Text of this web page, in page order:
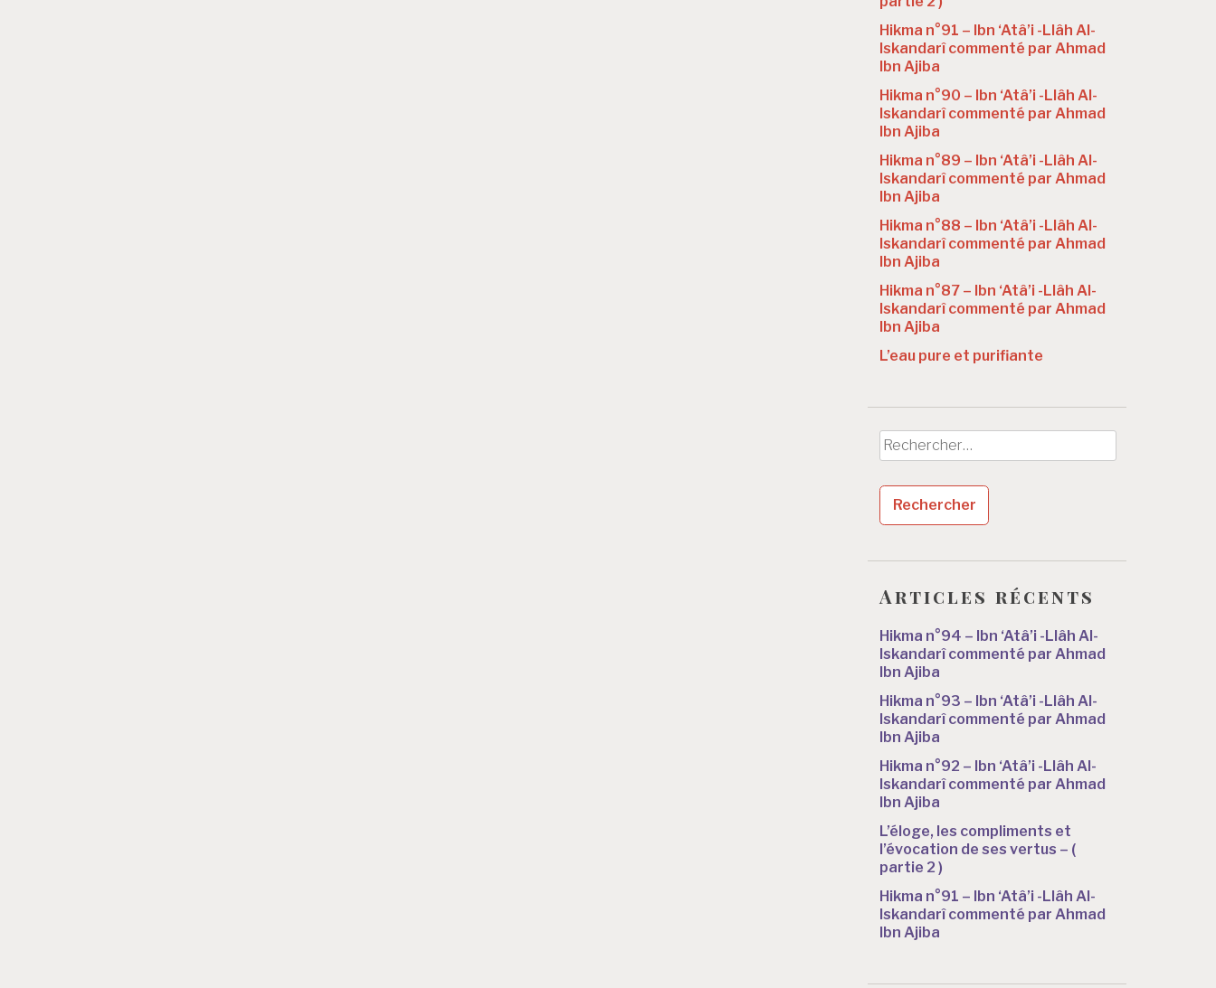
Hikma n°91 – Ibn ‘Atâ’i -Llâh Al-
Iskandarî commenté par Ahmad
Ibn Ajiba
Hikma n°90 – Ibn ‘Atâ’i -Llâh Al-
Iskandarî commenté par Ahmad
Ibn Ajiba
Hikma n°89 – Ibn ‘Atâ’i -Llâh Al-
Iskandarî commenté par Ahmad
Ibn Ajiba
Hikma n°88 – Ibn ‘Atâ’i -Llâh Al-
Iskandarî commenté par Ahmad
Ibn Ajiba
Hikma n°87 – Ibn ‘Atâ’i -Llâh Al-
Iskandarî commenté par Ahmad
Ibn Ajiba
L’eau pure et purifiante
Rechercher :
Articles récents
Hikma n°94 – Ibn ‘Atâ’i -Llâh Al-
Iskandarî commenté par Ahmad
Ibn Ajiba
Hikma n°93 – Ibn ‘Atâ’i -Llâh Al-
Iskandarî commenté par Ahmad
Ibn Ajiba
Hikma n°92 – Ibn ‘Atâ’i -Llâh Al-
Iskandarî commenté par Ahmad
Ibn Ajiba
L’éloge, les compliments et
l’évocation de ses vertus – (
partie 2 )
Hikma n°91 – Ibn ‘Atâ’i -Llâh Al-
Iskandarî commenté par Ahmad
Ibn Ajiba